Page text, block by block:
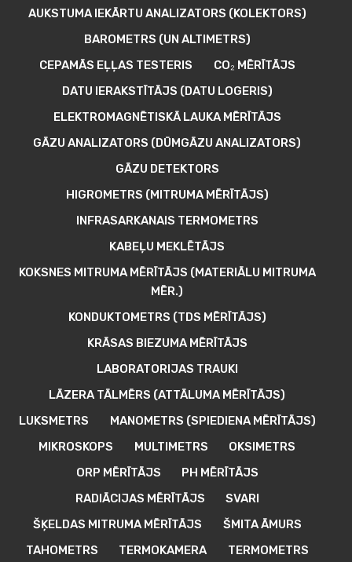
AUKSTUMA IEKĀRTU ANALIZATORS (KOLEKTORS)
BAROMETRS (UN ALTIMETRS)
CEPAMĀS EĻĻAS TESTERIS
CO₂ MĒRĪTĀJS
DATU IERAKSTĪTĀJS (DATU LOGERIS)
ELEKTROMAGNĒTISKĀ LAUKA MĒRĪTĀJS
GĀZU ANALIZATORS (DŪMGĀZU ANALIZATORS)
GĀZU DETEKTORS
HIGROMETRS (MITRUMA MĒRĪTĀJS)
INFRASARKANAIS TERMOMETRS
KABEĻU MEKLĒTĀJS
KOKSNES MITRUMA MĒRĪTĀJS (MATERIĀLU MITRUMA
MĒR.)
KONDUKTOMETRS (TDS MĒRĪTĀJS)
KRĀSAS BIEZUMA MĒRĪTĀJS
LABORATORIJAS TRAUKI
LĀZERA TĀLMĒRS (ATTĀLUMA MĒRĪTĀJS)
LUKSMETRS
MANOMETRS (SPIEDIENA MĒRĪTĀJS)
MIKROSKOPS
MULTIMETRS
OKSIMETRS
ORP MĒRĪTĀJS
PH MĒRĪTĀJS
RADIĀCIJAS MĒRĪTĀJS
SVARI
ŠĶELDAS MITRUMA MĒRĪTĀJS
ŠMITA ĀMURS
TAHOMETRS
TERMOKAMERA TERMOMETRS